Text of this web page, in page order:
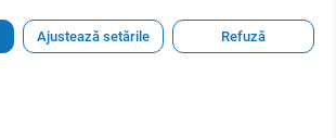
Ajustează setările Refuză